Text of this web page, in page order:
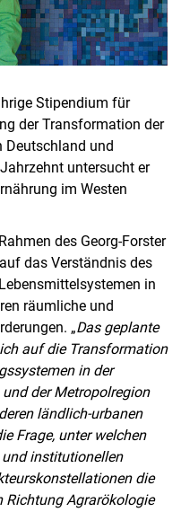
Stipendium für
der Transformation der
Deutschland und
untersucht er
im Westen
des Georg-Forster
das Verständnis des
in
räumliche und
„Das geplante
auf die Transformation
in der
der Metropolregion
ländlich-urbanen
Frage, unter welchen
institutionellen
die
Richtung Agrarökologie